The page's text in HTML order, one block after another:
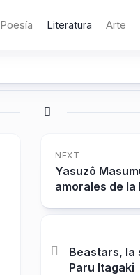
Poesía Literatura Arte
NEXT
Yasuzô
amorales de la
Beastars, la
Paru Itagaki